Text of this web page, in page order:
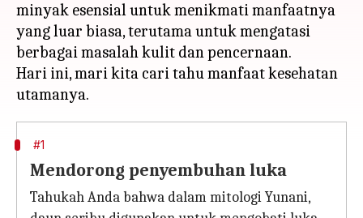
minyak esensial untuk menikmati manfaatnya
yang luar biasa, terutama untuk mengatasi
berbagai masalah kulit dan pencernaan.
Hari ini, mari kita cari tahu manfaat kesehatan
#1
Mendorong penyembuhan luka
Tahukah Anda bahwa dalam mitologi Yunani,